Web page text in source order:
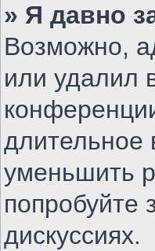
» Я давно
Возможно,
или удалил
уменьшить
попробуйте
дискуссиях.